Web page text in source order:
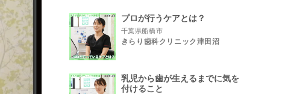
プロが行うケアとは？
千葉県船橋市
きらり歯科クリニック津田沼
乳児から歯が生えるまでに気を
付けること